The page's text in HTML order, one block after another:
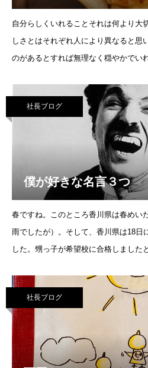
自分らしくいれることそれは何より大
しさとはそれぞれ人により異なると思
のがあるとすれば無理なく穏やかでい
社長ブログ
僕が好きな名言３つ
春ですね。このところ香川県は春めい
雨でしたが）。そして、香川県は18日
した。甥っ子が希望校に合格しました
社長ブログ